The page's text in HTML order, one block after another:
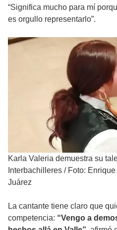
“Significa mucho para mí
es orgullo representarlo”.
Karla Valeria demuestra su
Interbachilleres / Foto:
Juárez
La cantante tiene claro que
competencia: “Vengo a